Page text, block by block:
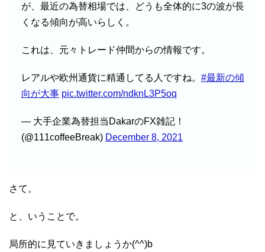
が、最近の為替相場では、どうも全体的に3の波が長
くなる傾向が高いらしく。
これは、元々トレード仲間からの情報です。
レアルや欧州通貨に精通してる人ですね。 #最新の傾
向が大事 pic.twitter.com/ndknL3P5oq
— 大手企業為替担当DakarのFX雑記！
(@111coffeeBreak) December 8, 2021
さて。
と、いうことで。
局所的に見ていきましょうか(^^)b